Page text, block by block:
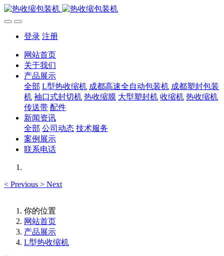
登录 注册
网站首页
关于我们
产品展示
全部 L型热收缩机 成都高速全自动包装机 成都塑封包装
机 袖口式封切机 热收缩膜 大型塑封机 收缩机 热收缩机
传送带 配件
新闻资讯
全部 公司动态 技术服务
案例展示
联系电话
< Previous > Next
你的位置
网站首页
产品展示
L型热收缩机